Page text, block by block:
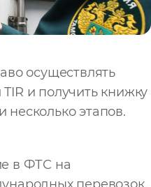
осуществлять
и получить книжку
этапов.
в ФТС на